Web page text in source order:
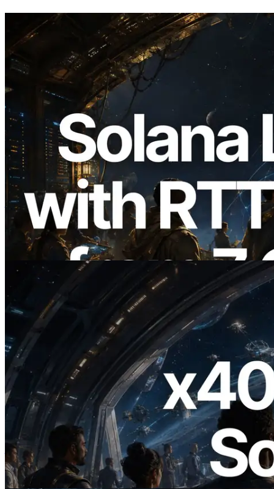
2026.08.05
ERPC 扩展 Solana Leader Slot API：新
增全球 7 个区域的 Ping 测量，Validators
Information API 同步上线
阅读此文章
2026.07.04
ERPC 发布支持 x402 支付的 Solana RPC
— AI Agent 按需为 API 付费的时代开启
阅读此文章